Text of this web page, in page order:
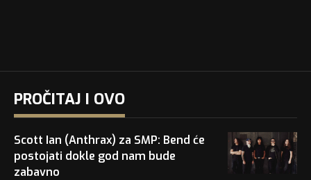
PROČITAJ I OVO
Scott Ian (Anthrax) za SMP: Bend će
postojati dokle god nam bude
zabavno